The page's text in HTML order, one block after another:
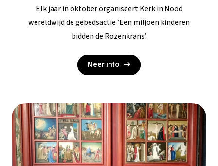
Elk jaar in oktober organiseert Kerk in Nood
wereldwijd de gebedsactie ‘Een miljoen kinderen
bidden de Rozenkrans’.
Meer info